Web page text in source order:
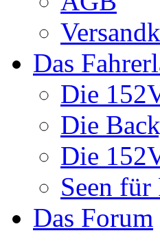
Das
Die
Die
Die
Seen
Das Forum